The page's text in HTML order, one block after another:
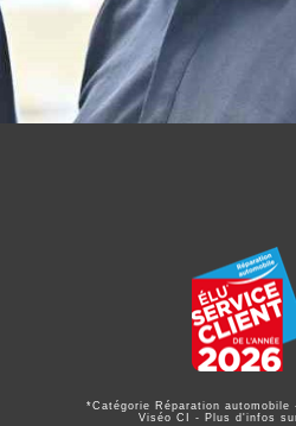
*Catégorie Réparation
Viséo CI - Plus d'infos